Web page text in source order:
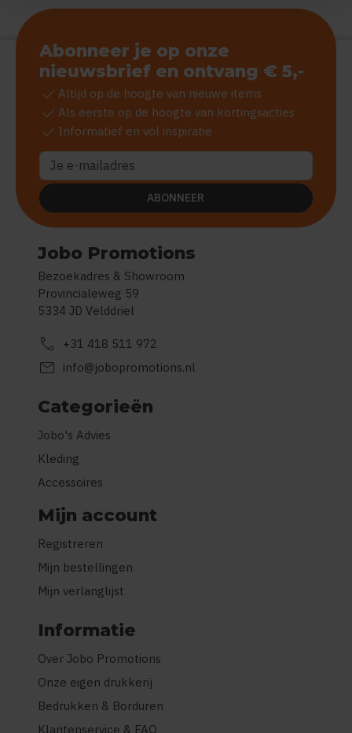
Jobo Promotions
Bezoekadres & Showroom
Provincialeweg 59
5334 JD Velddriel
call +31 418 511 972
mail info@jobopromotions.nl
Categorieën
Jobo's Advies
Kleding
Accessoires
Mijn account
Registreren
Mijn bestellingen
Mijn verlanglijst
Informatie
Over Jobo Promotions
Onze eigen drukkerij
Bedrukken & Borduren
Klantenservice & FAQ
Abonneer je op onze
nieuwsbrief en ontvang € 5,-
check Altijd op de hoogte van nieuwe items
check Als eerste op de hoogte van kortingsacties
check Informatief en vol inspiratie
ABONNEER